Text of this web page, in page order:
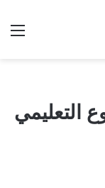
التعليمي